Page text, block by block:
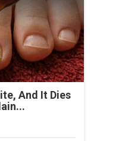
And It Dies